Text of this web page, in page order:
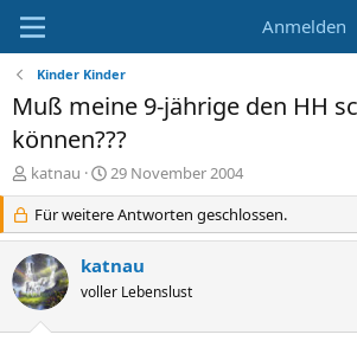
Anmelden
Kinder Kinder
Muß meine 9-jährige den HH
können???
E
r
s
t
e
l
l
e
katnau
E
r
s
t
l
l
29 November 2004
Für weitere Antworten geschlossen.
katnau
voller Lebenslust